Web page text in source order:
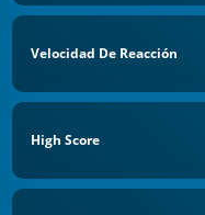
Velocidad De Reacción
High Score